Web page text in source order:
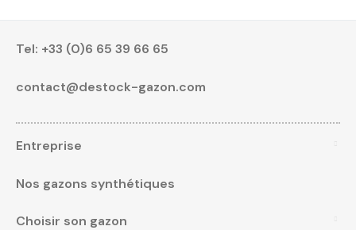
Tel: +33 (0)6 65 39 66 65
contact@destock-gazon.com
Entreprise
Nos gazons synthétiques
Choisir son gazon